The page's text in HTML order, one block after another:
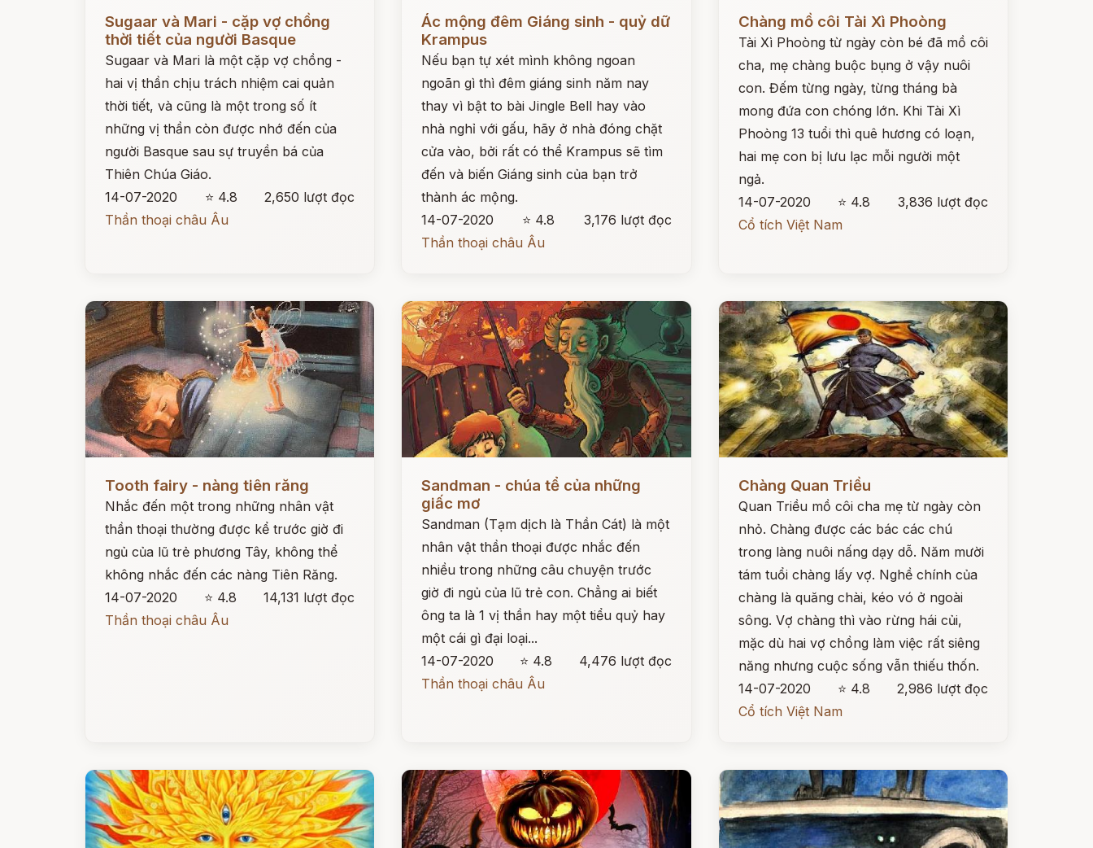
Sugaar và Mari - cặp vợ chồng
thời tiết của người Basque
Sugaar và Mari là một cặp vợ chồng -
hai vị thần chịu trách nhiệm cai quản
thời tiết, và cũng là một trong số ít
những vị thần còn được nhớ đến của
người Basque sau sự truyền bá của
Thiên Chúa Giáo.
14-07-2020
⭐ 4.8
2,650 lượt đọc
Thần thoại châu Âu
Đọc ngay
Ác mộng đêm Giáng sinh - quỷ dữ
Krampus
Nếu bạn tự xét mình không ngoan
ngoãn gì thì đêm giáng sinh năm nay
thay vì bật to bài Jingle Bell hay vào
nhà nghỉ với gấu, hãy ở nhà đóng chặt
cửa vào, bởi rất có thể Krampus sẽ tìm
đến và biến Giáng sinh của bạn trở
thành ác mộng.
14-07-2020
⭐ 4.8
3,176 lượt đọc
Thần thoại châu Âu
Chàng mồ côi Tài Xì Phoòng
Tài Xì Phoòng từ ngày còn bé đã mồ côi
cha, mẹ chàng buộc bụng ở vậy nuôi
con. Đếm từng ngày, từng tháng bà
mong đứa con chóng lớn. Khi Tài Xì
Phoòng 13 tuổi thì quê hương có loạn,
hai mẹ con bị lưu lạc mỗi người một
ngả.
14-07-2020
⭐ 4.8
3,836 lượt đọc
Cổ tích Việt Nam
Tooth fairy - nàng tiên răng
Nhắc đến một trong những nhân vật
thần thoại thường được kể trước giờ đi
ngủ của lũ trẻ phương Tây, không thể
không nhắc đến các nàng Tiên Răng.
14-07-2020
⭐ 4.8
14,131 lượt đọc
Thần thoại châu Âu
Sandman - chúa tể của những
giấc mơ
Sandman (Tạm dịch là Thần Cát) là một
nhân vật thần thoại được nhắc đến
nhiều trong những câu chuyện trước
giờ đi ngủ của lũ trẻ con. Chẳng ai biết
ông ta là 1 vị thần hay một tiểu quỷ hay
một cái gì đại loại...
14-07-2020
⭐ 4.8
4,476 lượt đọc
Thần thoại châu Âu
Chàng Quan Triều
Quan Triều mồ côi cha mẹ từ ngày còn
nhỏ. Chàng được các bác các chú
trong làng nuôi nấng dạy dỗ. Năm mười
tám tuổi chàng lấy vợ. Nghề chính của
chàng là quăng chài, kéo vó ở ngoài
sông. Vợ chàng thì vào rừng hái củi,
mặc dù hai vợ chồng làm việc rất siêng
năng nhưng cuộc sống vẫn thiếu thốn.
14-07-2020
⭐ 4.8
2,986 lượt đọc
Cổ tích Việt Nam